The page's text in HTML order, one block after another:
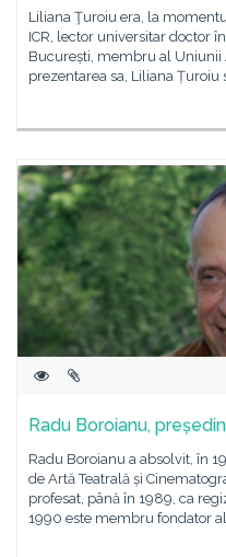
Liliana Ţuroiu era, la
ICR, lector universitar doctor
București, membru al Uniunii
prezentarea sa, Liliana Țuroiu
Radu Boroianu,
Radu Boroianu a absolvit, în
de Artă Teatrală și
profesat, până în 1989, ca
1990 este membru fondator